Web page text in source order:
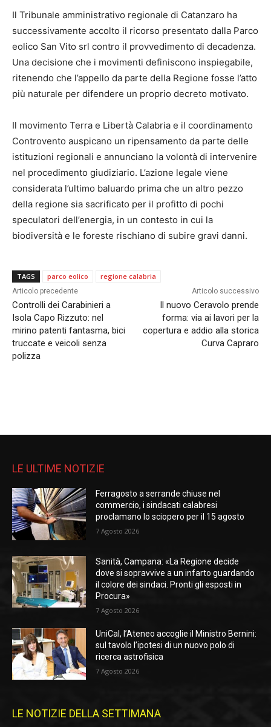
Il Tribunale amministrativo regionale di Catanzaro ha
successivamente accolto il ricorso presentato dalla Parco
eolico San Vito srl contro il provvedimento di decadenza.
Una decisione che i movimenti definiscono inspiegabile,
ritenendo che l’appello da parte della Regione fosse l’atto
più naturale per difendere un proprio decreto motivato.
Il movimento Terra e Libertà Calabria e il coordinamento
Controvento auspicano un ripensamento da parte delle
istituzioni regionali e annunciano la volontà di intervenire
nel procedimento giudiziario. L’azione legale viene
considerata l’ultimo baluardo prima che un altro pezzo
della regione sia sacrificato per il profitto di pochi
speculatori dell’energia, in un contesto in cui la
biodiversità e le foreste rischiano di subire gravi danni.
TAGS parco eolico regione calabria
Articolo precedente
Controlli dei Carabinieri a
Isola Capo Rizzuto: nel
mirino patenti fantasma, bici
truccate e veicoli senza
polizza
Articolo successivo
Il nuovo Ceravolo prende
forma: via ai lavori per la
copertura e addio alla storica
Curva Capraro
LE ULTIME NOTIZIE
Ferragosto a serrande chiuse nel
commercio, i sindacati calabresi
proclamano lo sciopero per il 15 agosto
7 Agosto 2026
Sanità, Campana: «La Regione decide
dove si sopravvive a un infarto guardando
il colore dei sindaci. Pronti gli esposti in
Procura»
7 Agosto 2026
UniCal, l’Ateneo accoglie il Ministro Bernini:
sul tavolo l’ipotesi di un nuovo polo di
ricerca astrofisica
7 Agosto 2026
LE NOTIZIE DELLA SETTIMANA